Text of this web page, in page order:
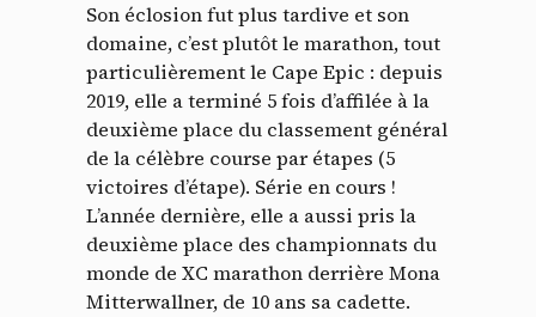
Son éclosion fut plus tardive et son
domaine, c’est plutôt le marathon, tout
particulièrement le Cape Epic : depuis
2019, elle a terminé 5 fois d’affilée à la
deuxième place du classement général
de la célèbre course par étapes (5
victoires d’étape). Série en cours !
L’année dernière, elle a aussi pris la
deuxième place des championnats du
monde de XC marathon derrière Mona
Mitterwallner, de 10 ans sa cadette.